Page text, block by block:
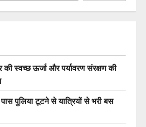
स्वच्छ ऊर्जा और पर्यावरण संरक्षण की
पुलिया टूटने से यात्रियों से भरी बस